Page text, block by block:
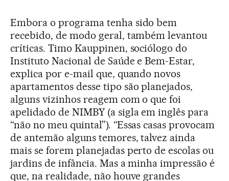
Embora o programa tenha sido bem
recebido, de modo geral, também levantou
críticas. Timo Kauppinen, sociólogo do
Instituto Nacional de Saúde e Bem-Estar,
explica por e-mail que, quando novos
apartamentos desse tipo são planejados,
alguns vizinhos reagem com o que foi
apelidado de NIMBY (a sigla em inglês para
“não no meu quintal”). “Essas casas provocam
de antemão alguns temores, talvez ainda
mais se forem planejadas perto de escolas ou
jardins de infância. Mas a minha impressão é
que, na realidade, não houve grandes